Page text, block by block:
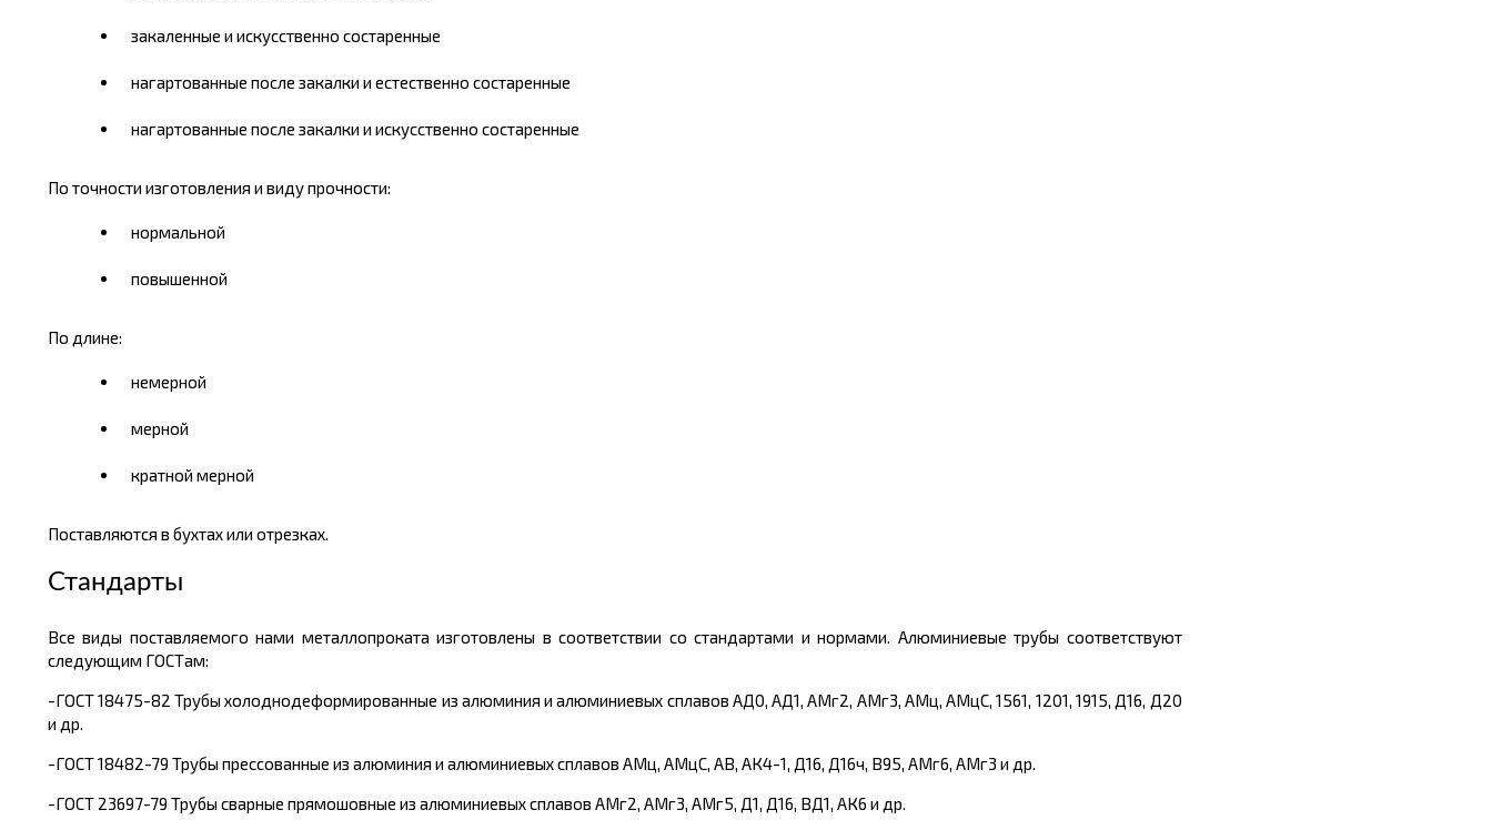
закаленные и искусственно состаренные
нагартованные после закалки и естественно состаренные
нагартованные после закалки и искусственно состаренные
По точности изготовления и виду прочности:
нормальной
повышенной
По длине:
немерной
мерной
кратной мерной
Поставляются в бухтах или отрезках.
Стандарты
Все виды поставляемого нами металлопроката изготовлены в соответствии со стандартами и нормами. Алюминиевые трубы соответствуют
следующим ГОСТам:
-ГОСТ 18475-82 Трубы холоднодеформированные из алюминия и алюминиевых сплавов АД0, АД1, АМг2, АМг3, АМц, АМцС, 1561, 1201, 1915, Д16, Д20
и др.
-ГОСТ 18482-79 Трубы прессованные из алюминия и алюминиевых сплавов АМц, АМцС, АВ, АК4-1, Д16, Д16ч, В95, АМг6, АМг3 и др.
-ГОСТ 23697-79 Трубы сварные прямошовные из алюминиевых сплавов АМг2, АМг3, АМг5, Д1, Д16, ВД1, АК6 и др.